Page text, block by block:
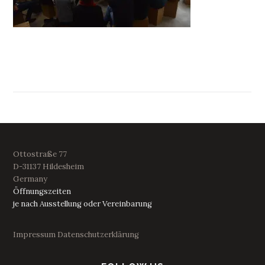
Ottostraße 77
D-31137 Hildesheim
Germany
Öffnungszeiten
je nach Ausstellung oder Vereinbarung
Impressum Datenschutzerklärung